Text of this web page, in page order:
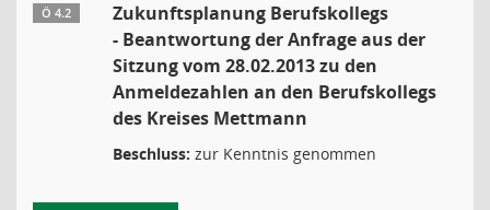
Ö 4.2
Zukunftsplanung Berufskollegs
- Beantwortung der Anfrage aus der
Sitzung vom 28.02.2013 zu den
Anmeldezahlen an den Berufskollegs
des Kreises Mettmann
Beschluss: zur Kenntnis genommen